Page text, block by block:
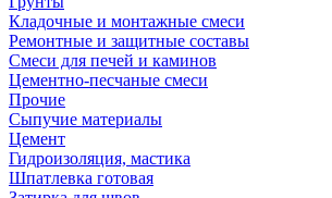
Кладочные и монтажные смеси
Ремонтные и защитные составы
Смеси для печей и каминов
Цементно-песчаные смеси
Прочие
Сыпучие материалы
Цемент
Гидроизоляция, мастика
Шпатлевка готовая